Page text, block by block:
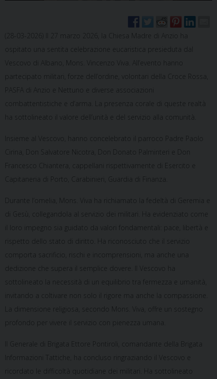
(28-03-2026) Il 27 marzo 2026, la Chiesa Madre di Anzio ha
ospitato una sentita celebrazione eucaristica presieduta dal
Vescovo di Albano, Mons. Vincenzo Viva. All’evento hanno
partecipato militari, forze dell’ordine, volontari della Croce Rossa,
PASFA di Anzio e Nettuno e diverse associazioni
combattentistiche e d’arma. La presenza corale di queste realtà
ha sottolineato il valore dell’unità e del servizio alla comunità.
Insieme al Vescovo, hanno concelebrato il parroco Padre Paolo
Cirina, Don Salvatore Nicotra, Don Donato Palminteri e Don
Francesco Chiantera, cappellani rispettivamente di Esercito e
Capitaneria di Porto, Carabinieri, Guardia di Finanza.
Durante l’omelia, Mons. Viva ha richiamato la fedeltà di Geremia e
di Gesù, collegandola al servizio dei militari. Ha evidenziato come
il loro impegno sia guidato da valori fondamentali: pace, libertà e
rispetto dello stato di diritto. Ha riconosciuto che il servizio
comporta sacrificio, rischi e incomprensioni, ma anche una
dedizione che supera il semplice dovere. Il Vescovo ha
sottolineato la necessità di un equilibrio tra fermezza e umanità,
invitando a coltivare non solo il rigore ma anche la compassione.
La dimensione religiosa, secondo Mons. Viva, offre un sostegno
profondo per vivere il servizio con pienezza umana.
Il Generale di Brigata Ettore Pontiroli, comandante della Brigata
Informazioni Tattiche, ha concluso ringraziando il Vescovo e
ricordato le difficoltà quotidiane dei militari. Ha sottolineato